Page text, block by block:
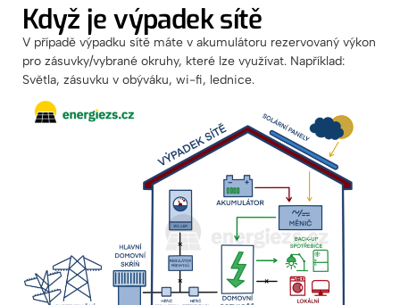
Když je výpadek sítě
V případě výpadku sítě máte v akumulátoru rezervovaný výkon
pro zásuvky/vybrané okruhy, které lze využívat. Například:
Světla, zásuvku v obýváku, wi-fi, lednice.